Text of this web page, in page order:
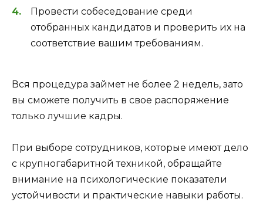
Провести собеседование среди
отобранных кандидатов и проверить их на
соответствие вашим требованиям.
Вся процедура займет не более 2 недель, зато
вы сможете получить в свое распоряжение
только лучшие кадры.
При выборе сотрудников, которые имеют дело
с крупногабаритной техникой, обращайте
внимание на психологические показатели
устойчивости и практические навыки работы.